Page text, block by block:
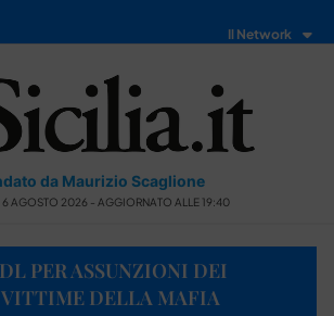
Il Network
da Maurizio Scaglione
6 AGOSTO 2026 - AGGIORNATO ALLE 19:40
PER ASSUNZIONI DEI
DELLA MAFIA